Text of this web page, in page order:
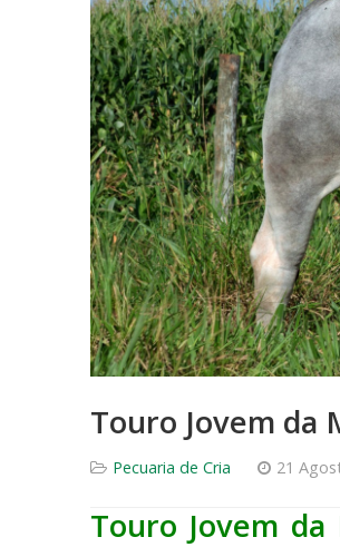
Touro Jovem da
Pecuaria de Cria 21
Touro Jovem da